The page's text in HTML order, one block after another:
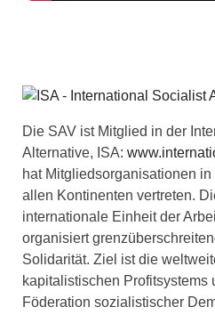
Die SAV ist Mitglied in der
Alternative, ISA:
hat Mitgliedsorganisationen
allen Kontinenten vertreten.
internationale Einheit der
organisiert
Solidarität. Ziel ist die
kapitalistischen Profitsystems
Föderation sozialistischer